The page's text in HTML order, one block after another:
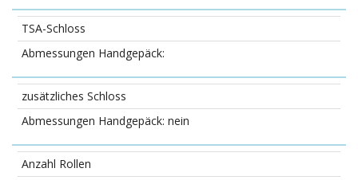
TSA-Schloss
zusätzliches Schloss
nein
Anzahl Rollen